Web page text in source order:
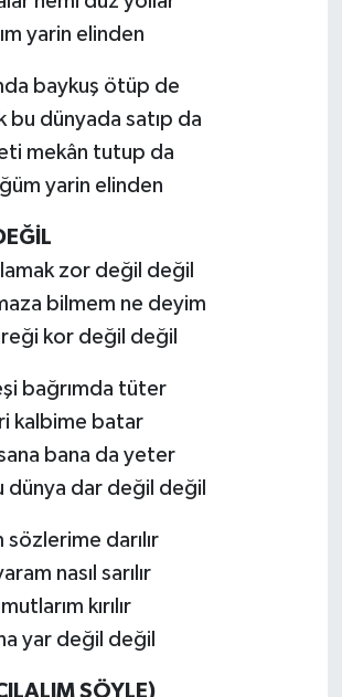
yarin elinden
baykuş ötüp de
bu dünyada satıp da
mekân tutup da
yarin elinden
zor değil değil
bilmem ne deyim
kor değil değil
bağrımda tüter
kalbime batar
bana da yeter
dünya dar değil değil
darılır
nasıl sarılır
kırılır
yar değil değil
ŞÖYLE)